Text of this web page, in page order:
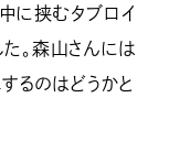
に挟むタブロイ
。森山さんには
るのはどうかと